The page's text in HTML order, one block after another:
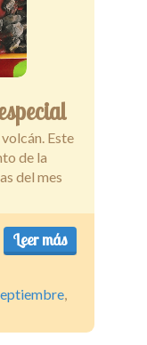
Este
de la
del mes
Leer más
,